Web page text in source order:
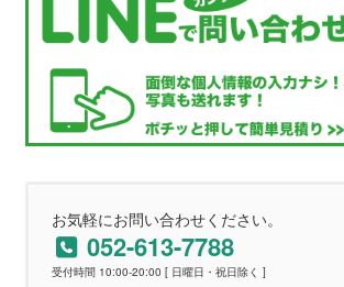
お気軽にお問い合わせください。
052-613-7788
受付時間 10:00-20:00 [ 日曜日・祝日除く ]